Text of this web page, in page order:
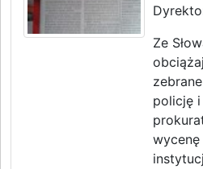
Ze
policję
wycenę